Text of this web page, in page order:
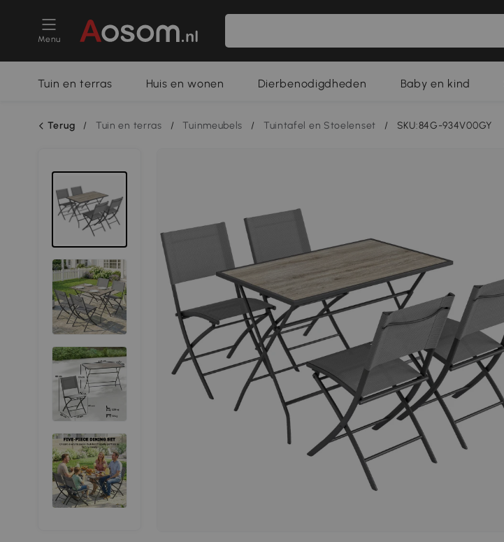
Menu
Tuin en terras Huis en wonen Dierbenodigdheden Baby en kind
Terug / Tuin en terras / Tuinmeubels / Tuintafel en Stoelenset / SKU:84G-934V00GY